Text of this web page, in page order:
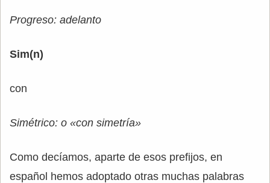
Progreso: adelanto
Sim(n)
con
Simétrico: o «con simetría»
Como decíamos, aparte de esos prefijos, en
español hemos adoptado otras muchas palabras